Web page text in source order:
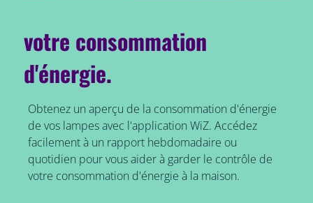
votre consommation
d'énergie.
Obtenez un aperçu de la consommation d'énergie
de vos lampes avec l'application WiZ. Accédez
facilement à un rapport hebdomadaire ou
quotidien pour vous aider à garder le contrôle de
votre consommation d'énergie à la maison.